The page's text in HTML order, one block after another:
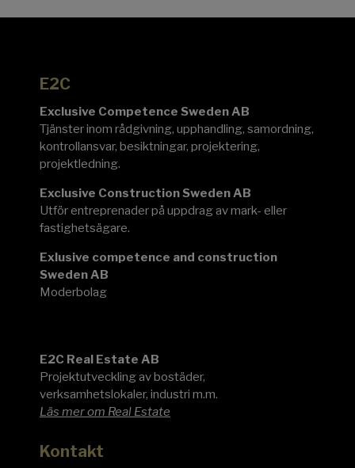
E2C
Exclusive Competence Sweden AB
Tjänster inom rådgivning, upphandling, samordning,
kontrollansvar, besiktningar, projektering,
projektledning.
Exclusive Construction Sweden AB
Utför entreprenader på uppdrag av mark- eller
fastighetsägare.
Exlusive competence and construction
Sweden AB
Moderbolag
E2C Real Estate AB
Projektutveckling av bostäder,
verksamhetslokaler, industri m.m.
Läs mer om Real Estate
Kontakt